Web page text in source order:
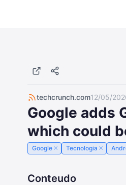
techcrunch.com12/05/
Google adds
which could
Google × Tecnologia ×
Conteudo